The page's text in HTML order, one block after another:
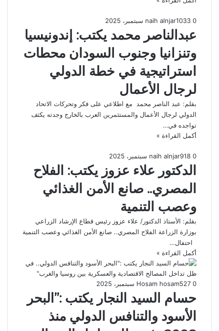
naih alnjar10 سبتمبر، 2025 0
عبدالناصر محمد يكتب: إندونيسيا
وتنزانيا وجنوب السودان محطات
استراتيجية في خطة الدولي
لرجال الأعمال
بقلم: عبد الناصر محمد مع اطلاعي على فكر وتحركات الاتحاد
الدولي لرجال الأعمال والمستثمرين العرب بالخارج وجدته يكثف
تواجده في…
أكمل القراءة »
naih alnjar9 سبتمبر، 2025 0
الدكتور علاء عزوز يكتب: الفلاح
المصري.. صانع الأمن الغذائي
وعصب التنمية
بقلم: الأستاذ الدكتور/ علاء عزوز رئيس قطاع الإرشاد الزراعي
بوزارة الزراعة الفلاح المصري.. صانع الأمن الغذائي وعصب التنمية
احتفال…
أكمل القراءة »
Hosam hosam5 سبتمبر، 2025 0
حسام السيد النجار يكتب :”البحر
الأسود والتنافس الدولي منذ